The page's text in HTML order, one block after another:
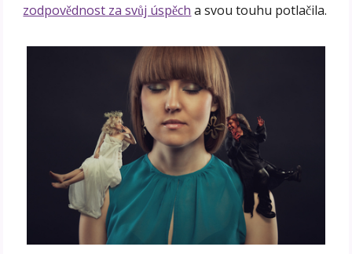
zodpovědnost za svůj úspěch a svou touhu potlačila.